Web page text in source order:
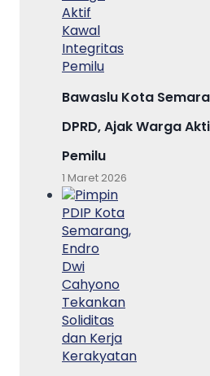
Bawaslu Kota
DPRD, Ajak Warga
Pemilu
1 Maret 2026